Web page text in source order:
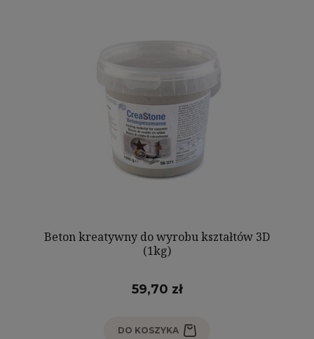
Beton kreatywny do wyrobu kształtów 3D
(1kg)
59,70 zł
DO KOSZYKA